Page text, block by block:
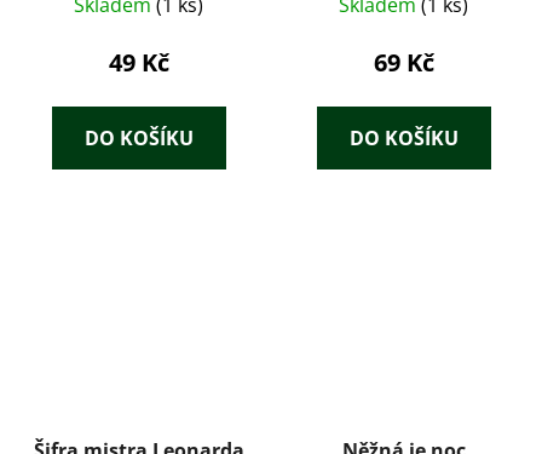
Skladem (1 ks)
49 Kč
DO KOŠÍKU
Skladem (1 ks)
69 Kč
DO KOŠÍKU